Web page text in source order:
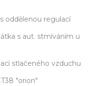
Vyhřívání předních sedadel s oddělenou regulací
u
Climatronic 2zónový s regulací stlačeného vzduchu
Kola z lehké slitiny 6J x 16" ET38 "orion"